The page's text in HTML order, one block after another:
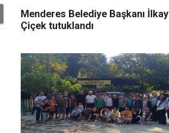
Menderes Belediye Başkanı İlkay
Çiçek tutuklandı